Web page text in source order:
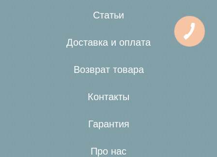
Статьи
Доставка и оплата
Возврат товара
Контакты
Гарантия
Про нас